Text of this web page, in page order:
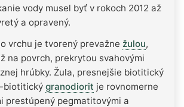
vody musel byť v rokoch 2012 až
a opravený.
vrchu je tvorený prevažne žulou,
na povrch, prekrytou svahovými
hrúbky. Žula, presnejšie biotitický
biotitický granodiorit je rovnomerne
prestúpený pegmatitovými a